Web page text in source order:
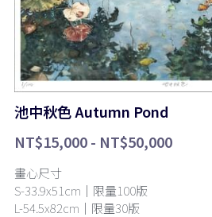
池中秋色 Autumn Pond
NT$15,000 - NT$50,000
畫心尺寸
S-33.9x51cm｜限量100版
L-54.5x82cm｜限量30版